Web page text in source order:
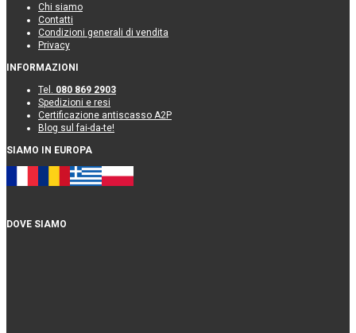
Chi siamo
Contatti
Condizioni generali di vendita
Privacy
INFORMAZIONI
Tel. 080 869 2903
Spedizioni e resi
Certificazione antiscasso A2P
Blog sul fai-da-te!
SIAMO IN EUROPA
DOVE SIAMO